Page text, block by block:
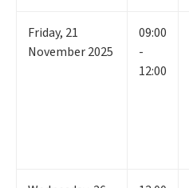
Friday, 21
November 2025
09:00
-
12:00